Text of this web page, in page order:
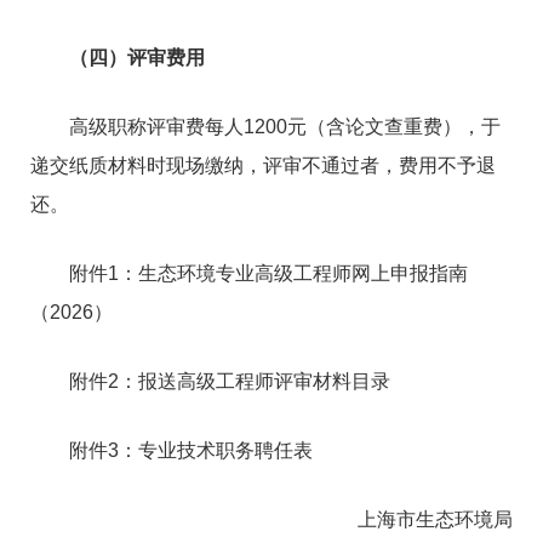
（四）评审费用
高级职称评审费每人1200元（含论文查重费），于
递交纸质材料时现场缴纳，评审不通过者，费用不予退
还。
附件1：生态环境专业高级工程师网上申报指南
（2026）
附件2：报送高级工程师评审材料目录
附件3：专业技术职务聘任表
上海市生态环境局